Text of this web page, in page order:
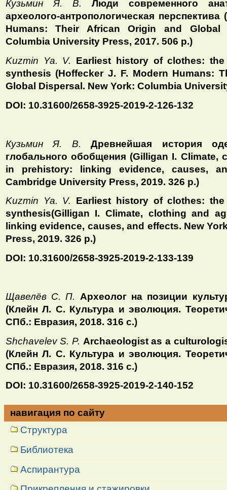
Кузьмин Я. В. Люди современного
археолого-антропологическая
Humans: Their African Origin and Global
Columbia University Press, 2017. 506 p.)
Kuzmin Ya. V. Earliest history of clothes:
synthesis (Hoffecker J. F. Modern Humans:
Global Dispersal. New York: Columbia
DOI: 10.31600/2658-3925-2019-2-126-132
Кузьмин Я. В.Древнейшая история
глобального обобщения (Gilligan I. Climate,
in prehistory: linking evidence, causes,
Cambridge University Press, 2019. 326 p.)
Kuzmin Ya. V. Earliest history of clothes:
synthesis(Gilligan I. Climate, clothing and
linking evidence, causes, and effects. New
Press, 2019. 326 p.)
DOI: 10.31600/2658-3925-2019-2-133-139
Щавелёв С. П. Археолог на позиции
(Клейн Л. С. Культура и эволюция.
СПб.: Евразия, 2018. 316 с.)
Shchavelev S. P. Archaeologist as a
(Клейн Л. С. Культура и эволюция.
СПб.: Евразия, 2018. 316 с.)
DOI: 10.31600/2658-3925-2019-2-140-152
навигация по сайту
Структура
Библиотека
Аспирантура